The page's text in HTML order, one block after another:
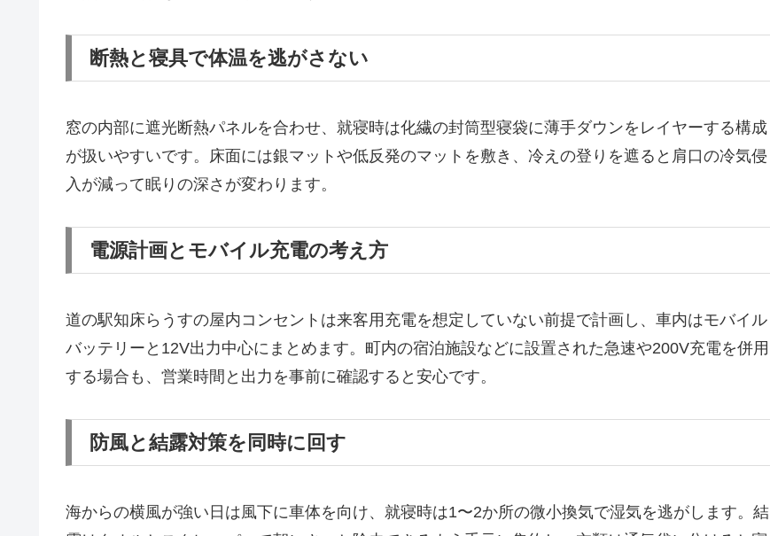
断熱と寝具で体温を逃がさない
窓の内部に遮光断熱パネルを合わせ、就寝時は化繊の封筒型寝袋に薄手ダウンをレイヤーする構成
が扱いやすいです。床面には銀マットや低反発のマットを敷き、冷えの登りを遮ると肩口の冷気侵
入が減って眠りの深さが変わります。
電源計画とモバイル充電の考え方
道の駅知床らうすの屋内コンセントは来客用充電を想定していない前提で計画し、車内はモバイル
バッテリーと12V出力中心にまとめます。町内の宿泊施設などに設置された急速や200V充電を併用
する場合も、営業時間と出力を事前に確認すると安心です。
防風と結露対策を同時に回す
海からの横風が強い日は風下に車体を向け、就寝時は1〜2か所の微小換気で湿気を逃がします。結